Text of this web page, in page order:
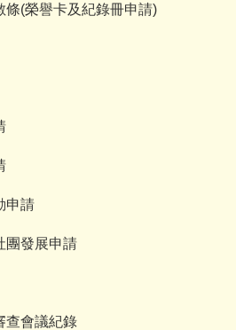
條(榮譽卡及紀錄冊申請)
申請
團發展申請
查會議紀錄